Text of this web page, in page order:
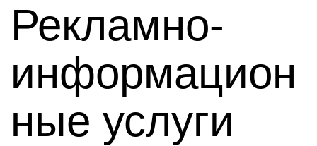
Рекламно-
информацион
ные услуги